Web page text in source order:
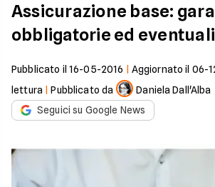
Assicurazione base:
obbligatorie ed
Pubblicato il 16-05-2016 Aggiornato il 06-
lettura |Pubblicato da
Daniela Dall'Alba
Seguici su Google News